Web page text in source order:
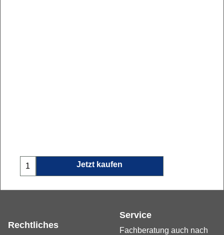
Jetzt kaufen
Service
Fachberatung auch nach
Rechtliches